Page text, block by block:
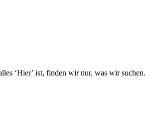
‘Hier’ ist, finden wir nur, was wir suchen.